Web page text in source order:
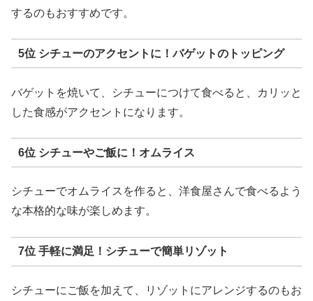
するのもおすすめです。
5位 シチューのアクセントに！バゲットのトッピング
バゲットを焼いて、シチューにつけて食べると、カリッと
した食感がアクセントになります。
6位 シチューやご飯に！オムライス
シチューでオムライスを作ると、洋食屋さんで食べるよう
な本格的な味が楽しめます。
7位 手軽に満足！シチューで簡単リゾット
シチューにご飯を加えて、リゾットにアレンジするのもお